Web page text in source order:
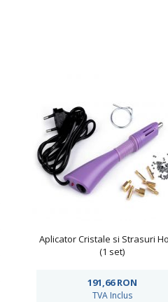
Aplicator Cristale si Strasuri
(1 set)
191,66RON
TVA Inclus